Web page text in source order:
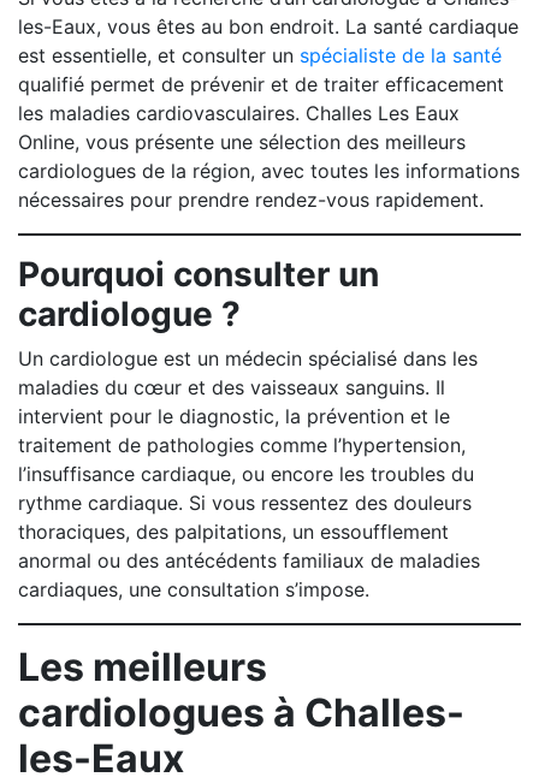
les-Eaux, vous êtes au bon endroit. La santé cardiaque
est essentielle, et consulter un spécialiste de la santé
qualifié permet de prévenir et de traiter efficacement
les maladies cardiovasculaires. Challes Les Eaux
Online, vous présente une sélection des meilleurs
cardiologues de la région, avec toutes les informations
nécessaires pour prendre rendez-vous rapidement.
Pourquoi consulter un
cardiologue ?
Un cardiologue est un médecin spécialisé dans les
maladies du cœur et des vaisseaux sanguins. Il
intervient pour le diagnostic, la prévention et le
traitement de pathologies comme l’hypertension,
l’insuffisance cardiaque, ou encore les troubles du
rythme cardiaque. Si vous ressentez des douleurs
thoraciques, des palpitations, un essoufflement
anormal ou des antécédents familiaux de maladies
cardiaques, une consultation s’impose.
Les meilleurs
cardiologues à Challes-
les-Eaux